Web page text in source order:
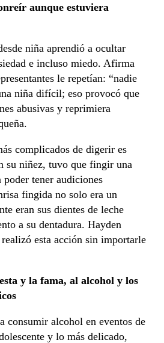
aunque estuviera
niña aprendió a ocultar
e incluso miedo. Afirma
le repetían: “nadie
niña difícil; eso provocó que
abusivas y reprimiera
complicados de digerir es
su niñez, tuvo que fingir una
poder tener audiciones
fingida no solo era un
eran sus dientes de leche
a su dentadura. Hayden
esta acción sin importarle
y la fama, al alcohol y los
consumir alcohol en eventos de
y lo más delicado,